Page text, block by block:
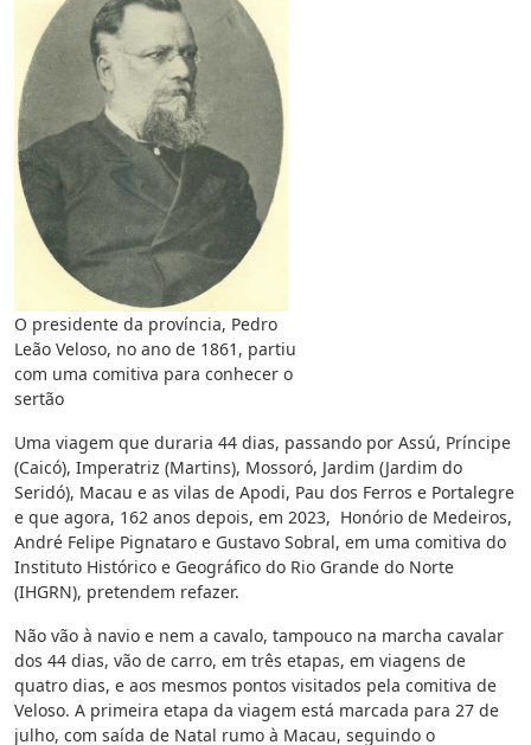
O presidente da província, Pedro
Leão Veloso, no ano de 1861, partiu
com uma comitiva para conhecer o
sertão
Uma viagem que duraria 44 dias, passando por Assú, Príncipe
(Caicó), Imperatriz (Martins), Mossoró, Jardim (Jardim do
Seridó), Macau e as vilas de Apodi, Pau dos Ferros e Portalegre
e que agora, 162 anos depois, em 2023, Honório de Medeiros,
André Felipe Pignataro e Gustavo Sobral, em uma comitiva do
Instituto Histórico e Geográfico do Rio Grande do Norte
(IHGRN), pretendem refazer.
Não vão à navio e nem a cavalo, tampouco na marcha cavalar
dos 44 dias, vão de carro, em três etapas, em viagens de
quatro dias, e aos mesmos pontos visitados pela comitiva de
Veloso. A primeira etapa da viagem está marcada para 27 de
julho, com saída de Natal rumo à Macau, seguindo o